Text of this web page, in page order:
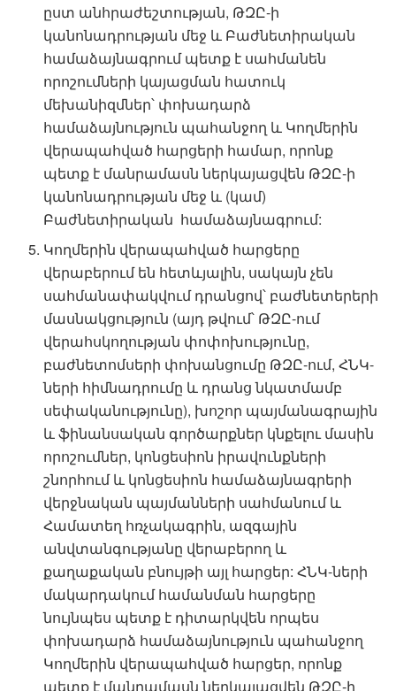
ըստ անհրաժեշտության, ԹԶԸ-ի
կանոնադրության մեջ և Բաժնետիրական
համաձայնագրում պետք է սահմանեն
որոշումների կայացման հատուկ
մեխանիզմներ՝ փոխադարձ
համաձայնություն պահանջող և Կողմերին
վերապահված հարցերի համար, որոնք
պետք է մանրամասն ներկայացվեն ԹԶԸ-ի
կանոնադրության մեջ և (կամ)
Բաժնետիրական համաձայնագրում:
Կողմերին վերապահված հարցերը
վերաբերում են հետևյալին, սակայն չեն
սահմանափակվում դրանցով՝ բաժնետերերի
մասնակցություն (այդ թվում՝ ԹԶԸ-ում
վերահսկողության փոփոխությունը,
բաժնետոմսերի փոխանցումը ԹԶԸ-ում, ՀՆԿ-
ների հիմնադրումը և դրանց նկատմամբ
սեփականությունը), խոշոր պայմանագրային
և ֆինանսական գործարքներ կնքելու մասին
որոշումներ, կոնցեսիոն իրավունքների
շնորհում և կոնցեսիոն համաձայնագրերի
վերջնական պայմանների սահմանում և
Համատեղ հռչակագրին, ազգային
անվտանգությանը վերաբերող և
քաղաքական բնույթի այլ հարցեր: ՀՆԿ-ների
մակարդակում համանման հարցերը
նույնպես պետք է դիտարկվեն որպես
փոխադարձ համաձայնություն պահանջող
Կողմերին վերապահված հարցեր, որոնք
պետք է մանրամասն ներկայացվեն ԹԶԸ-ի